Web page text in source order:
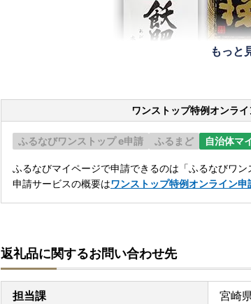
もっと
ワンストップ特例オンラ
ふるなびワンストップ e申請 ふるまど 自治体マ
ふるなびマイページで申請できるのは「ふるなびワン
申請サービスの概要はワンストップ特例オンライン
返礼品に関するお問い合わせ先
担当課 宮崎